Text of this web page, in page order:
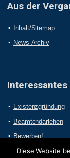
Aus der
Inhalt/Sitemap
News-Archiv
Interessantes
Existenzgründung
Beamtendarlehen
Bewerben!
Diese Website